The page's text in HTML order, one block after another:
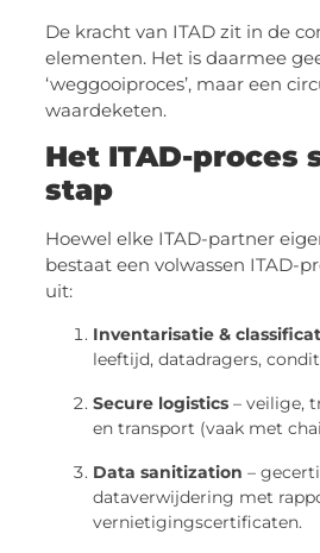
De kracht van ITAD zit in de
elementen. Het is daarmee
‘weggooiproces’, maar een
waardeketen.
Het ITAD-proces
stap
Hoewel elke ITAD-partner
bestaat een volwassen ITAD-
uit:
Inventarisatie &
leeftijd, datadragers,
Secure logistics – veilige,
en transport (vaak met
Data sanitization –
dataverwijdering met
vernietigingscertificaten.